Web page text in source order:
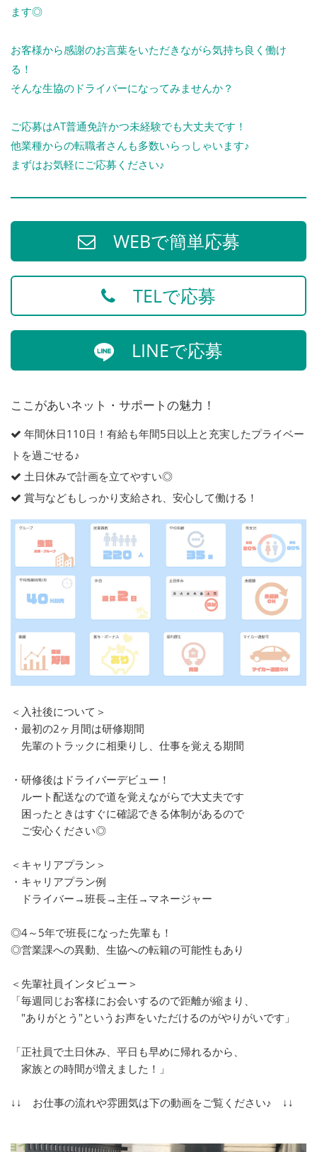
ます◎
お客様から感謝のお言葉をいただきながら気持ち良く働け
る！
そんな生協のドライバーになってみませんか？
ご応募はAT普通免許かつ未経験でも大丈夫です！
他業種からの転職者さんも多数いらっしゃいます♪
まずはお気軽にご応募ください♪
WEBで簡単応募
TELで応募
LINEで応募
ここがあいネット・サポートの魅力！
年間休日110日！有給も年間5日以上と充実したプライベー
トを過ごせる♪
土日休みで計画を立てやすい◎
賞与などもしっかり支給され、安心して働ける！
＜入社後について＞
・最初の2ヶ月間は研修期間
先輩のトラックに相乗りし、仕事を覚える期間
・研修後はドライバーデビュー！
ルート配送なので道を覚えながらで大丈夫です
困ったときはすぐに確認できる体制があるので
ご安心ください◎
＜キャリアプラン＞
・キャリアプラン例
ドライバー→班長→主任→マネージャー
◎4～5年で班長になった先輩も！
◎営業課への異動、生協への転籍の可能性もあり
＜先輩社員インタビュー＞
「毎週同じお客様にお会いするので距離が縮まり、
"ありがとう"というお声をいただけるのがやりがいです」
「正社員で土日休み、平日も早めに帰れるから、
家族との時間が増えました！」
↓↓ お仕事の流れや雰囲気は下の動画をご覧ください♪ ↓↓